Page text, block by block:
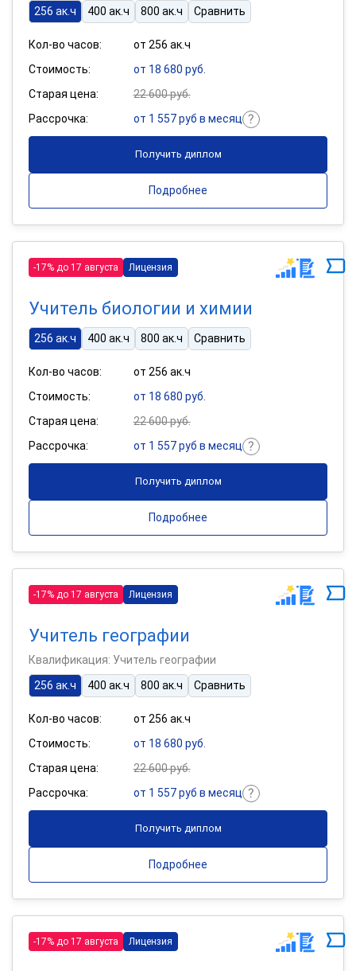
256 ак.ч
400 ак.ч 800 ак.ч Сравнить
Кол-во часов:
от 256 ак.ч
Стоимость:
от 18 680 руб.
Старая цена:
22 600 руб.
Рассрочка:
от 1 557 руб в месяц
Получить диплом
Подробнее
-17% до 17 августа Лицензия
Учитель биологии и химии
256 ак.ч 400 ак.ч 800 ак.ч Сравнить
Кол-во часов:
от 256 ак.ч
Стоимость:
от 18 680 руб.
Старая цена:
22 600 руб.
Рассрочка:
от 1 557 руб в месяц
Получить диплом
Подробнее
-17% до 17 августа Лицензия
Учитель географии
Квалификация: Учитель географии
256 ак.ч
400 ак.ч 800 ак.ч Сравнить
Кол-во часов:
от 256 ак.ч
Стоимость:
от 18 680 руб.
Старая цена:
22 600 руб.
Рассрочка:
от 1 557 руб в месяц
Получить диплом
Подробнее
-17% до 17 августа Лицензия